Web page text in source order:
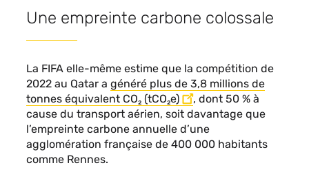
Une empreinte carbone colossale
La FIFA elle-même estime que la compétition de
2022 au Qatar a généré plus de 3,8 millions de
tonnes équivalent CO₂ (tCO₂e)
, dont 50 % à
cause du transport aérien, soit davantage que
l’empreinte carbone annuelle d’une
agglomération française de 400 000 habitants
comme Rennes.